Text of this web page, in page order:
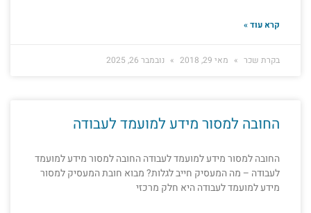
קרא עוד »
בקרת שכר מאי 29, 2018 נובמבר 26, 2025
החובה למסור מידע למועמד לעבודה
החובה למסור מידע למועמד לעבודה החובה למסור מידע למועמד
לעבודה – מה המעסיק חייב לגלות? מבוא חובת המעסיק למסור
מידע למועמד לעבודה היא חלק מרכזי